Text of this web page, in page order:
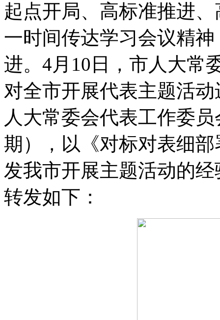
起点开局、高标准推进
一时间传达学习会议精神
进。 4月10日 ， 市人大常
对全市开展代表主题活
人大常委会代表工作委
期）
， 以《对标对表细
发我市开展主题活动的
转发如下：